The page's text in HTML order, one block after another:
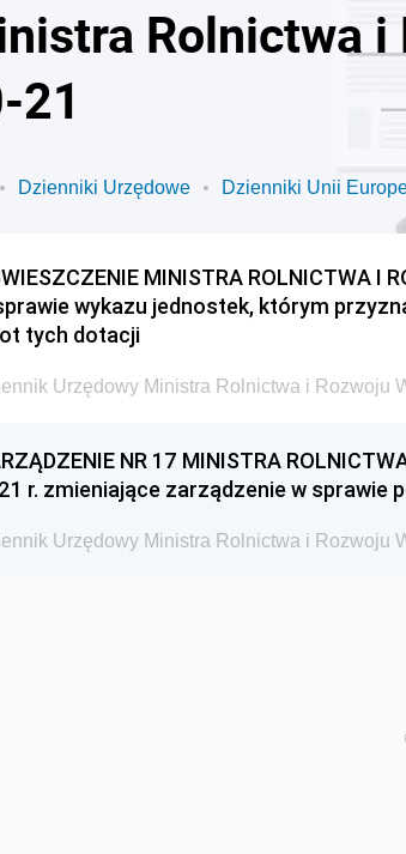
Rolnictwa i
21
Dzienniki Urzędowe Dzienniki Unii
MINISTRA ROLNICTWA I
wykazu jednostek, którym
tych dotacji
Urzędowy Ministra Rolnictwa i Rozwoju
NR 17 MINISTRA
r. zmieniające zarządzenie w sprawie
Urzędowy Ministra Rolnictwa i Rozwoju